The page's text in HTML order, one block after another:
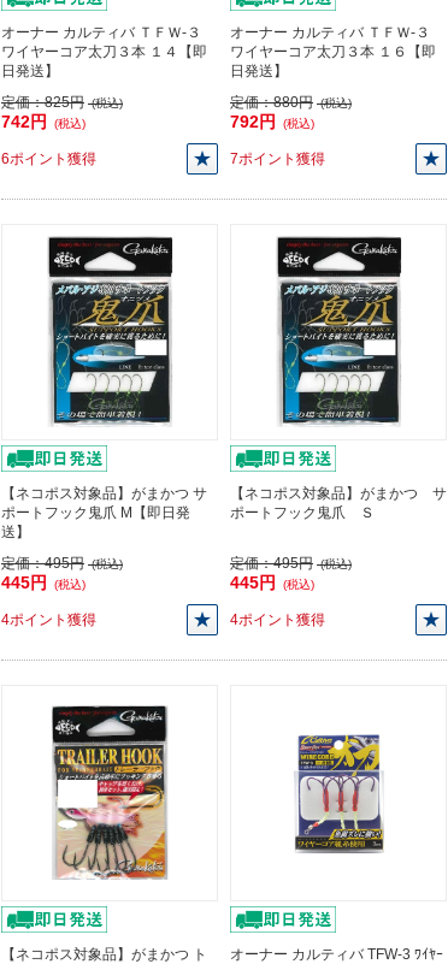
オーナー カルティバ ＴＦＷ-３
ワイヤーコア太刀３本 １４【即
日発送】
定価：825円 (税込)
742円 (税込)
6ポイント獲得
オーナー カルティバ ＴＦＷ-３
ワイヤーコア太刀３本 １６【即
日発送】
定価：880円 (税込)
792円 (税込)
7ポイント獲得
【ネコポス対象品】がまかつ サ
ポートフック鬼爪 M【即日発
送】
定価：495円 (税込)
445円 (税込)
4ポイント獲得
【ネコポス対象品】がまかつ サ
ポートフック鬼爪 Ｓ
定価：495円 (税込)
445円 (税込)
4ポイント獲得
【ネコポス対象品】がまかつ ト
オーナー カルティバ TFW-3 ﾜｲﾔｰ